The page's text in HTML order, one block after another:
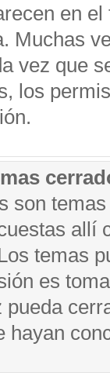
en
Muchas
vez que
los
son
allí
temas
es
pueda
hayan